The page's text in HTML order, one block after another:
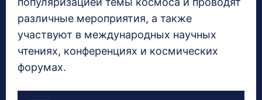
различные мероприятия, а также
участвуют в международных научных
чтениях, конференциях и космических
форумах.